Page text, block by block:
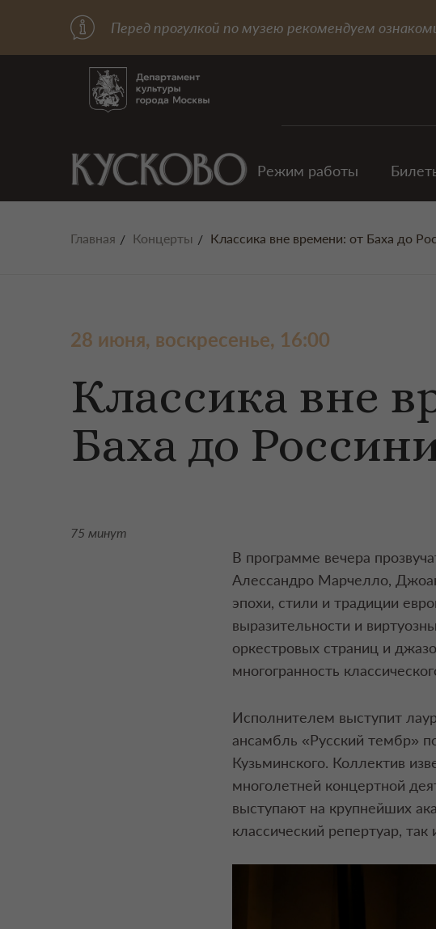
Перед прогулкой по музею рекомендуем
Режим работы
Главная Концерты Классика вне времени: от Баха до
28 июня, воскресенье, 16:00
Классика вне
Баха до
75 минут
В программе вечера
Алессандро Марчелло,
эпохи, стили и традиции
выразительности и
оркестровых страниц и
многогранность
Исполнителем выступит
ансамбль «Русский тембр»
Кузьминского. Коллектив
многолетней концертной
выступают на крупнейших
классический репертуар,